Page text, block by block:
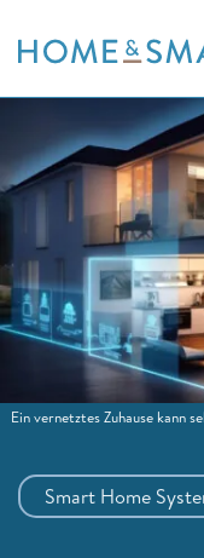
to
Smart Home
Ein vernetztes Zuhause kann